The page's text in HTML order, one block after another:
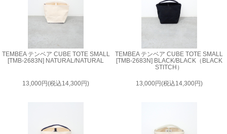
TEMBEA テンベア CUBE TOTE SMALL
[TMB-2683N] NATURAL/NATURAL
13,000円(税込14,300円)
TEMBEA テンベア CUBE TOTE SMALL
[TMB-2683N] BLACK/BLACK（BLACK
STITCH）
13,000円(税込14,300円)